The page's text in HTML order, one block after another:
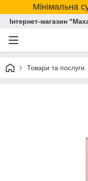
Мінімальна
Інтернет-магазин
Товари та послуги